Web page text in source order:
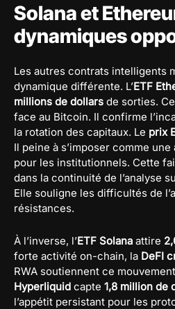
Solana et
dynamiques
Les autres contrats intelligents
dynamique différente. L’ETF
millions de dollars de sorties.
face au Bitcoin. Il confirme
la rotation des capitaux. Le prix
Il peine à s’imposer comme une
pour les institutionnels. Cette
dans la continuité de l’analyse
Elle souligne les difficultés de
résistances.
À l’inverse, l’ETF Solana attire
forte activité on-chain, la DeFI
RWA soutiennent ce
Hyperliquid capte 1,8 million de
l’appétit persistant pour les